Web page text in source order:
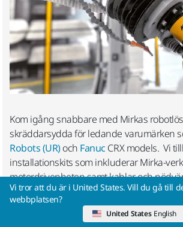
Kom igång snabbare med Mirkas
skräddarsydda för ledande varumärken
Robots (UR)och Fanuc CRX models. Vi
installationskits som inkluderar Mirka-
motordrivenheten samt kablar och
adapterfläns för varje robottyp. En
slipmaterial ingår också.